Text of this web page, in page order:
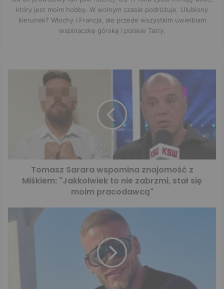
który jest moim hobby. W wolnym czasie podróżuje. Ulubiony
kierunek? Włochy i Francja, ale przede wszystkim uwielbiam
wspinaczkę górską i polskie Tatry.
Tomasz Sarara wspomina znajomość z
Miśkiem: "Jakkolwiek to nie zabrzmi, stał się
moim pracodawcą"